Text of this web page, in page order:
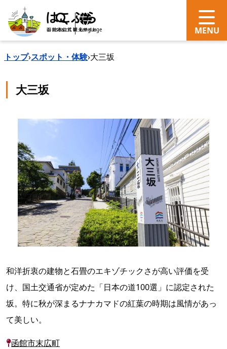
search Language
トップ›スポット・体験›大三坂
大三坂
和洋折衷の建物と石畳のエキゾチックさが高い評価を受
け、国土交通省が定めた「日本の道100選」に認定された
坂。特に秋が深まるナナカマドの紅葉の時期は風情があっ
て美しい。
函館市末広町